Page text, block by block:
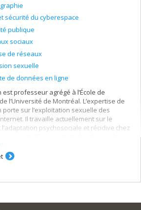
sécurité du cyberespace
publique
sociaux
de réseaux
sexuelle
de données en ligne
est professeur agrégé à l’École de
l’Université de Montréal. L’expertise de
porte sur l’exploitation sexuelle des
Il travaille actuellement sur le
psychosociale et récidive chez
la désobéissance civile et
de l’exploration de données
dans la détection des campagnes de
de pornographie juvénile ainsi que